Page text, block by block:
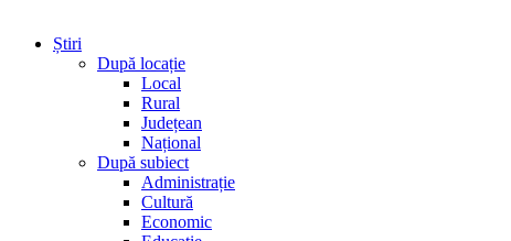
Știri
După locație
Local
Rural
Județean
Național
După subiect
Administrație
Cultură
Economic